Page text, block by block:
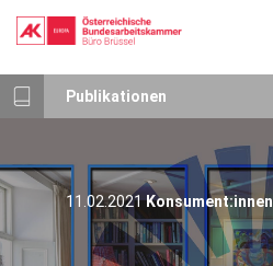
Direkt
zum
Publikationen
11.02.2021Konsument:innen